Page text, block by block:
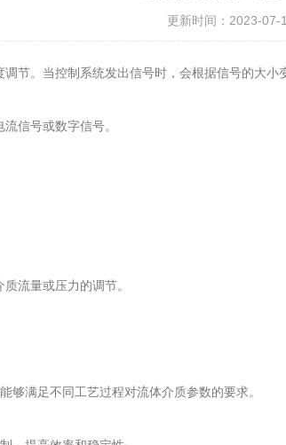
更新时间：2023-
节。当控制系统发出信号时，会根据信号的大
信号或数字信号。
流量或压力的调节。
满足不同工艺过程对流体介质参数的要求。